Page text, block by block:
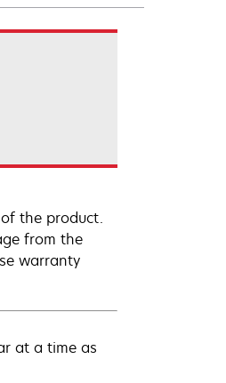
the product.
from the
warranty
at a time as